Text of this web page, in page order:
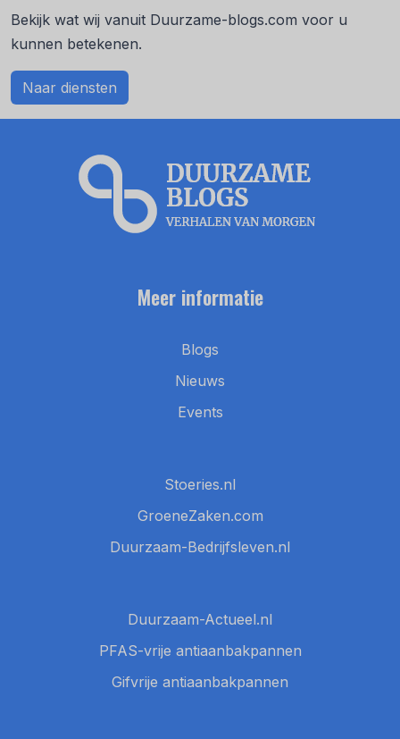
Bekijk wat wij vanuit Duurzame-blogs.com voor u
kunnen betekenen.
Naar diensten
Meer informatie
Blogs
Nieuws
Events
Stoeries.nl
GroeneZaken.com
Duurzaam-Bedrijfsleven.nl
Duurzaam-Actueel.nl
PFAS-vrije antiaanbakpannen
Gifvrije antiaanbakpannen